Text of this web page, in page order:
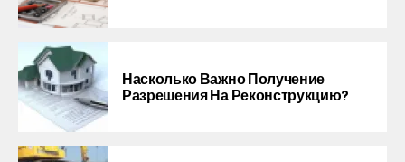
Насколько Важно Получение
Разрешения На Реконструкцию?